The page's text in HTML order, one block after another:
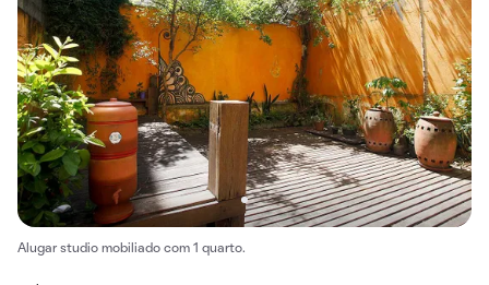
Alugar studio mobiliado com 1 quarto.